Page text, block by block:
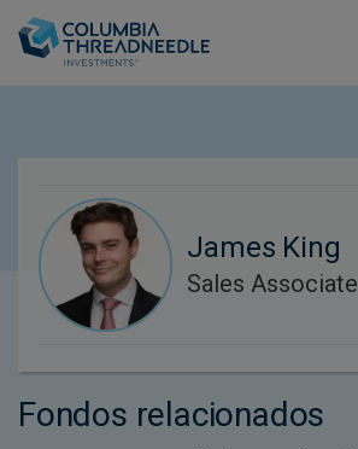
James King
Sales Associate
Fondos relacionados